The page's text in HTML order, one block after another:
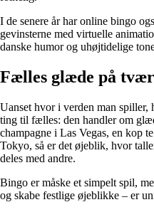
I de senere år har online bingo
gevinsterne med virtuelle
danske humor og uhøjtidelige
Fælles glæde på
Uanset hvor i verden man spiller,
ting til fælles: den handler om
champagne i Las Vegas, en kop
Tokyo, så er det øjeblik, hvor
deles med andre.
Bingo er måske et simpelt spil,
og skabe festlige øjeblikke – er